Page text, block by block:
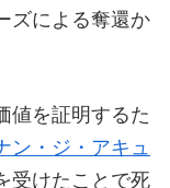
ズによる奪還か
値を証明するた
ン・ジ・アキュ
受けたことで死